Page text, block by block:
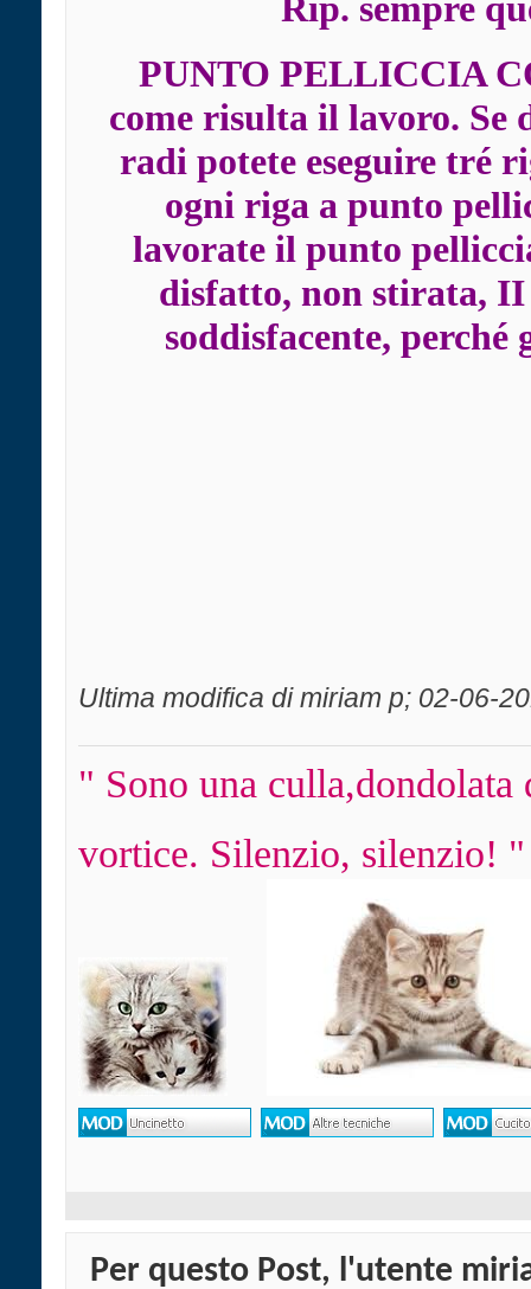
Rip. sempre
PUNTO PELLICCIA
come risulta il lavoro. Se
radi potete eseguire tré
ogni riga a punto
lavorate il punto
disfatto, non stirata,
soddisfacente,
Ultima modifica di miriam p; 02-06-
" Sono una
vortice. Silenzio, silenzio!
Per questo Post, l'utente